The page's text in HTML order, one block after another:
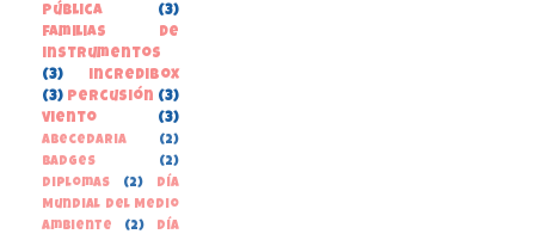
pública
(3)
familias de
instrumentos
(3)
incredibox
(3) percusión (3)
viento
(3)
Abecedaria
(2)
Badges
(2)
Diplomas
(2)
Día
Mundial del Medio
Ambiente
(2)
Día